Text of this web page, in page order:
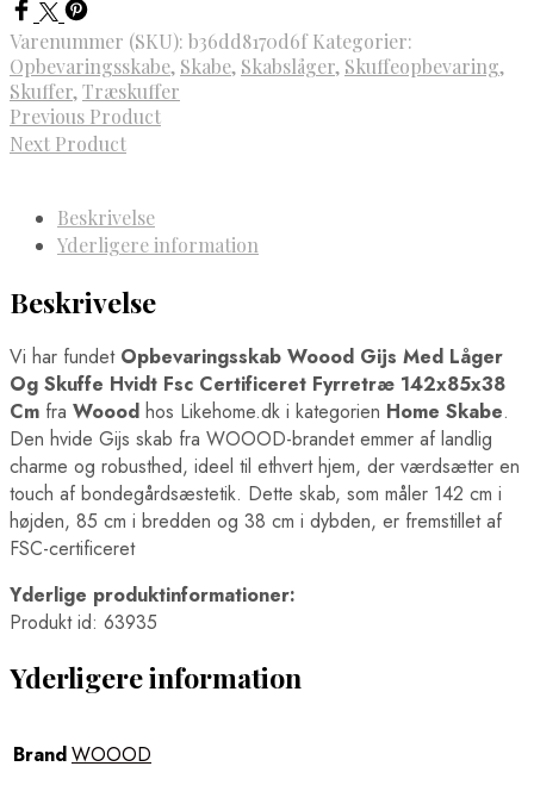
Varenummer (SKU): b36dd8170d6f Kategorier:
Opbevaringsskabe, Skabe, Skabslåger, Skuffeopbevaring,
Skuffer,Træskuffer
Previous Product
Next Product
Beskrivelse
Yderligere information
Beskrivelse
Vi har fundet Opbevaringsskab Woood Gijs Med Låger
Og Skuffe Hvidt Fsc Certificeret Fyrretræ 142x85x38
Cm fra Woood hos Likehome.dk i kategorien Home Skabe.
Den hvide Gijs skab fra WOOOD-brandet emmer af landlig
charme og robusthed, ideel til ethvert hjem, der værdsætter en
touch af bondegårdsæstetik. Dette skab, som måler 142 cm i
højden, 85 cm i bredden og 38 cm i dybden, er fremstillet af
FSC-certificeret
Yderlige produktinformationer:
Produkt id: 63935
Yderligere information
BrandWOOOD